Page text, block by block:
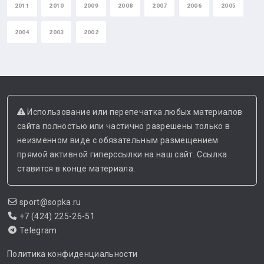
2011 2010 2009 2008 2007 2006 2005
2004 2003 2002
Использование или перепечатка любых материалов
сайта полностью или частично разрешены только в
неизменном виде с обязательным размещением
прямой активной гиперссылки на наш сайт. Ссылка
ставится в конце материала.
sport@sopka.ru
+7 (424) 225-26-51
Telegram
Политика конфиденциальности